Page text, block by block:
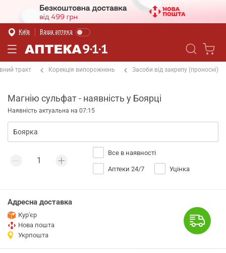
Київ Ваша аптека
тракт Корекція випорожнень Засоби від закрепу (проносні)
Магнію сульфат - наявність у Боярці
Наявність актуальна на 07:15
Все в наявності
Аптеки 24/7 Уцінка
Адресна доставка
Кур'єр
Нова пошта
Укрпошта